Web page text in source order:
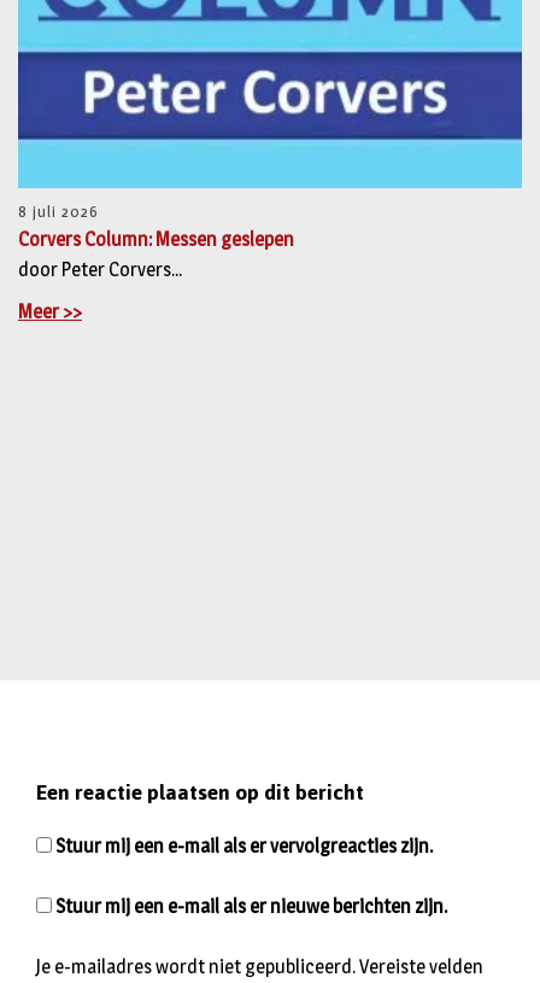
8 juli 2026
Corvers Column: Messen geslepen
door Peter Corvers...
Meer >>
Een reactie plaatsen op dit bericht
Je e-mailadres wordt niet gepubliceerd.Vereiste velden
Stuur mij een e-mail als er vervolgreacties zijn.
Stuur mij een e-mail als er nieuwe berichten zijn.